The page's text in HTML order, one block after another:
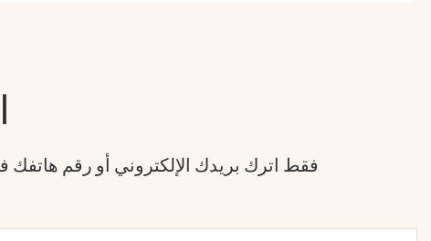
فقط اترك بريدك الإلكتروني أو رقم